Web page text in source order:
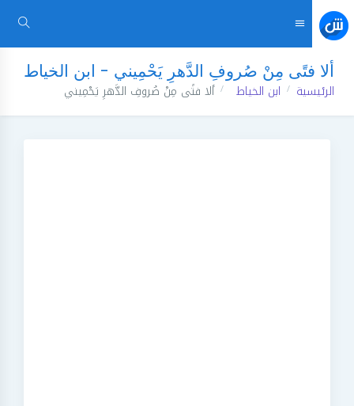
ألا فتًى مِنْ صُروفِ الدَّهرِ يَحْمِيني - ابن الخياط
الرئيسية ابن الخياط ألا فتًى مِنْ صُروفِ الدَّهرِ يَحْمِيني